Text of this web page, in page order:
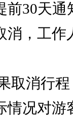
前30天
消，工作
取消行
情况对游